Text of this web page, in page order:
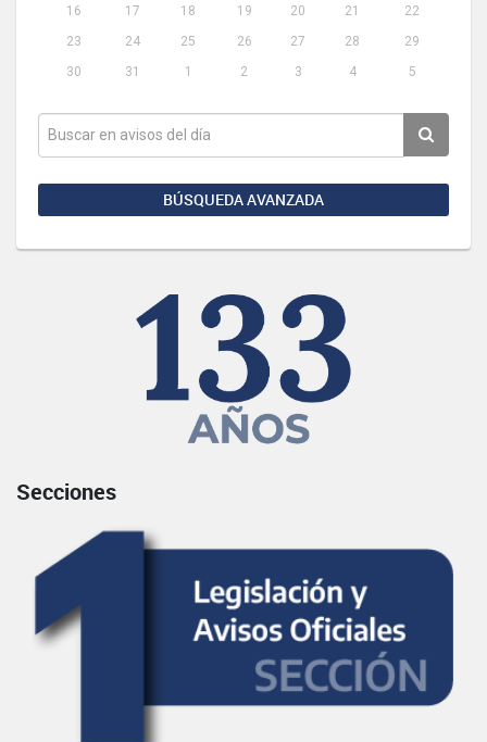
16
17 18 19 20 21
22
23
24 25 26 27 28
29
30
31 1 2 3 4 5
BÚSQUEDA AVANZADA
Secciones